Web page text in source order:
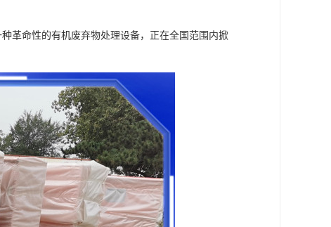
革命性的有机废弃物处理设备，正在全国范围内掀